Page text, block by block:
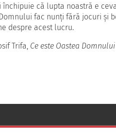
închipuie că lupta noastră e
fac nunţi fără jocuri şi
despre acest lucru.
Trifa, Ce este Oastea Domnului